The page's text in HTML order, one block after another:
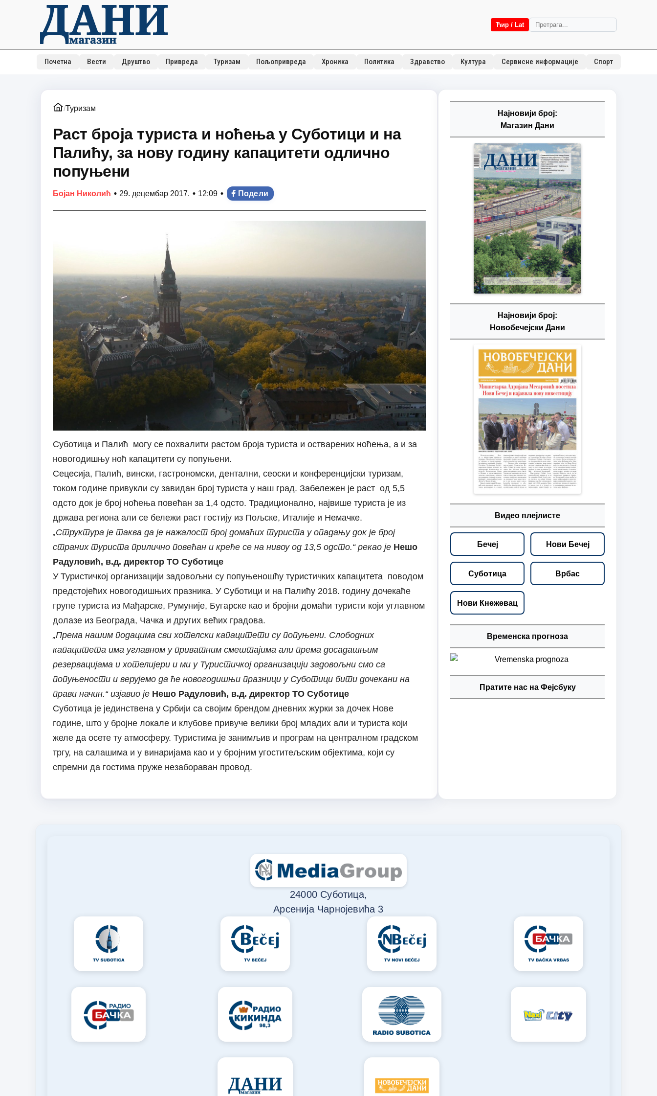
Ћир / Lat
Почетна Вести Друштво Привреда Туризам Пољопривреда Хроника Политика Здравство Култура Сервисне информације Спорт
/Туризам
Раст броја туриста и ноћења у Суботици и на
Палићу, за нову годину капацитети одлично
попуњени
Бојан Николић • 29. децембар 2017. • 12:09 • Подели
Суботица и Палић могу се похвалити растом броја туриста и остварених ноћења, а и за
новогодишњу ноћ капацитети су попуњени.
Сецесија, Палић, вински, гастрономски, дентални, сеоски и конференцијски туризам,
током године привукли су завидан број туриста у наш град. Забележен је раст од 5,5
одсто док је број ноћења повећан за 1,4 одсто. Традиционално, највише туриста је из
држава региона али се бележи раст гостију из Пољске, Италије и Немачке.
„Структура је таква да је нажалост број домаћих туриста у опадању док је број
страних туриста прилично повећан и креће се на нивоу од 13,5 одсто.“ рекао је Нешо
Радуловић, в.д. директор ТО Суботице
У Туристичкој организацији задовољни су попуњеношћу туристичких капацитета поводом
предстојећих новогодишњих празника. У Суботици и на Палићу 2018. годину дочекаће
групе туриста из Мађарске, Румуније, Бугарске као и бројни домаћи туристи који углавном
долазе из Београда, Чачка и других већих градова.
„Према нашим подацима сви хотелски капацитети су попуњени. Слободних
капацитета има углавном у приватним смештајима али према досадашњим
резервацијама и хотелијери и ми у Туристичкој организацији задовољни смо са
попуњености и верујемо да ће новогодишњи празници у Суботици бити дочекани на
прави начин.“ изјавио је Нешо Радуловић, в.д. директор ТО Суботице
Суботица је јединствена у Србији са својим брендом дневних журки за дочек Нове
године, што у бројне локале и клубове привуче велики број младих али и туриста који
желе да осете ту атмосферу. Туристима је занимљив и програм на централном градском
тргу, на салашима и у винаријама као и у бројним угоститељским објектима, који су
спремни да гостима пруже незабораван провод.
Најновији број:
Магазин Дани
Најновији број:
Новобечејски Дани
Видео плејлисте
Бечеј Нови Бечеј
Суботица Врбас
Нови Кнежевац
Временска прогноза
Пратите нас на Фејсбуку
24000 Суботица,
Арсенија Чарнојевића 3